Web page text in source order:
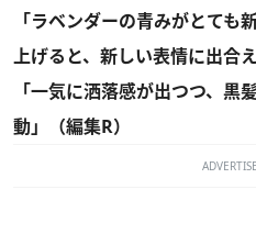
「ラベンダーの青みがとても
上げると、新しい表情に出合
「一気に洒落感が出つつ、黒
動」（編集R）